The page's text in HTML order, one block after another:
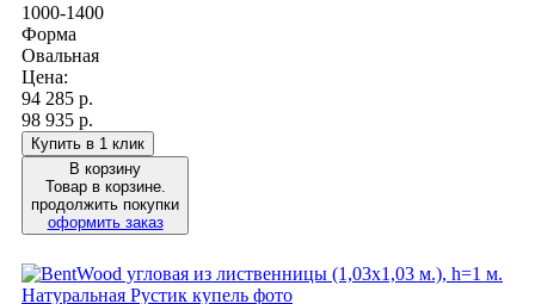
1000-1400
Форма
Овальная
Цена:
94 285 р.
98 935 р.
Купить в 1 клик
В корзину
Товар в корзине.
продолжить покупки
оформить заказ